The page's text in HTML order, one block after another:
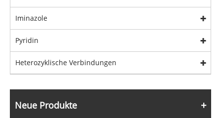
Iminazole
Pyridin
Heterozyklische Verbindungen
Neue Produkte